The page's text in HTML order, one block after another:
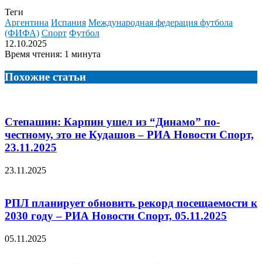
Теги
Аргентина Испания Международная федерация футбола
(ФИФА) Спорт Футбол
12.10.2025
Время чтения: 1 минута
Похожие статьи
Степашин: Карпин ушел из “Динамо” по-
честному, это не Кудашов – РИА Новости Спорт,
23.11.2025
23.11.2025
РПЛ планирует обновить рекорд посещаемости к
2030 году – РИА Новости Спорт, 05.11.2025
05.11.2025